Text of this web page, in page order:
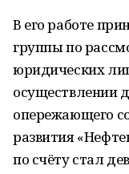
В его работе
группы по
юридических
осуществлении
опережающего
развития
по счёту стал